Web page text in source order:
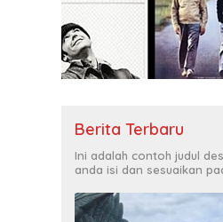
Berita Terbaru
Ini adalah contoh judul
anda isi dan sesuaikan